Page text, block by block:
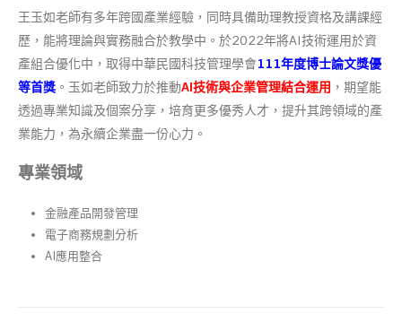
王玉如老師有多年跨國產業經驗，同時具備助理教授資格及講課經
歷，能將理論與實務融合於教學中。於2022年將AI技術運用於資
產組合優化中，取得中華民國科技管理學會111年度博士論文獎優
等首獎 。玉如老師致力於推動AI技術與企業管理結合運用 ，期望能
透過專業知識及個案分享，培育更多優秀人才，提升其跨領域的產
業能力，為永續企業盡一份心力。
專業領域
金融產品開發管理
電子商務規劃分析
AI應用整合